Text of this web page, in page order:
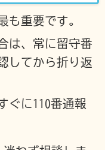
も重要です。
は、常に留守番
してから折り返
ぐに110番通報